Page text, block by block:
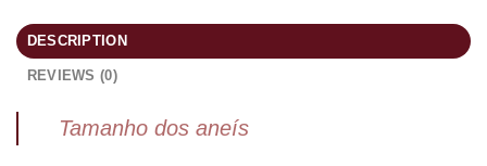
DESCRIPTION
REVIEWS (0)
Tamanho dos aneís